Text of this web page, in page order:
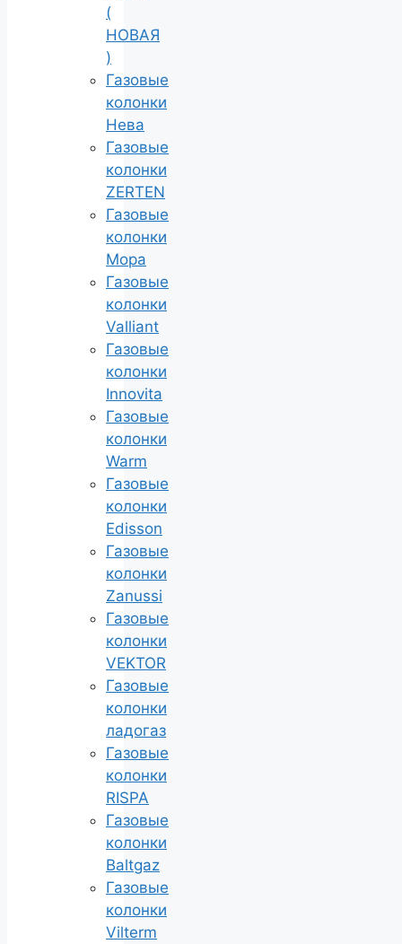
(
НОВАЯ
)
Газовые
колонки
Нева
Газовые
колонки
ZERTEN
Газовые
колонки
Мора
Газовые
колонки
Valliant
Газовые
колонки
Innovita
Газовые
колонки
Warm
Газовые
колонки
Edisson
Газовые
колонки
Zanussi
Газовые
колонки
VEKTOR
Газовые
колонки
ладогаз
Газовые
колонки
RISPA
Газовые
колонки
Baltgaz
Газовые
колонки
Vilterm